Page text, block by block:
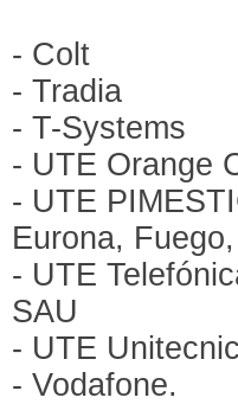
- Colt
- Tradia
- T-Systems
- UTE Orange
- UTE
Eurona,
- UTE
SAU
- UTE
- Vodafone.